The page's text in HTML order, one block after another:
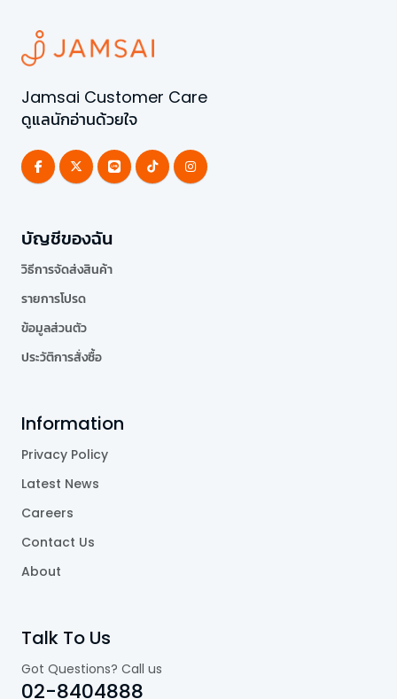
Jamsai Customer Care
ดูแลนักอ่านด้วยใจ
บัญชีของฉัน
วิธีการจัดส่งสินค้า
รายการโปรด
ข้อมูลส่วนตัว
ประวัติการสั่งซื้อ
Information
Privacy Policy
Latest News
Careers
Contact Us
About
Talk To Us
Got Questions? Call us
02-8404888